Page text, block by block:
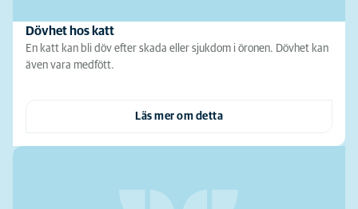
Dövhet hos katt
En katt kan bli döv efter skada eller sjukdom i öronen. Dövhet kan
även vara medfött.
Läs mer om detta